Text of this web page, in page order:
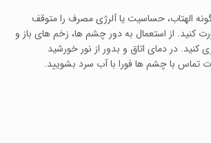
الهتاب، حساسیت یا آلرژی مصرف را متوقف
کنید. از استعمال به دور چشم ها، زخم های باز و
در دمای اتاق و بدور از نور خورشید
تماس با چشم ها فورا با آب سرد بشویید.